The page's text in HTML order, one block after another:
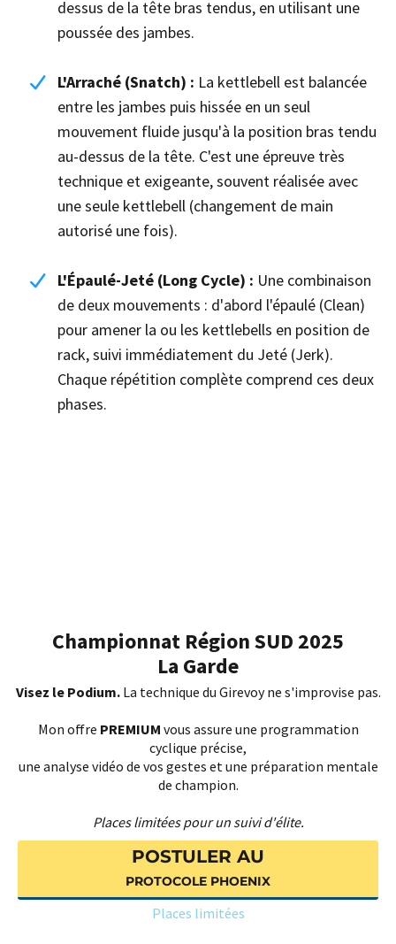
dessus de la tête bras tendus, en utilisant une
poussée des jambes.
L'Arraché (Snatch) : La kettlebell est balancée
entre les jambes puis hissée en un seul
mouvement fluide jusqu'à la position bras tendu
au-dessus de la tête. C'est une épreuve très
technique et exigeante, souvent réalisée avec
une seule kettlebell (changement de main
autorisé une fois).
L'Épaulé-Jeté (Long Cycle) : Une combinaison
de deux mouvements : d'abord l'épaulé (Clean)
pour amener la ou les kettlebells en position de
rack, suivi immédiatement du Jeté (Jerk).
Chaque répétition complète comprend ces deux
phases.
Championnat Région SUD 2025
La Garde
Visez le Podium.La technique du Girevoy ne s'improvise pas.
Mon offre PREMIUM vous assure une programmation
cyclique précise,
une analyse vidéo de vos gestes et une préparation mentale
de champion.
Places limitées pour un suivi d'élite.
POSTULER AU
PROTOCOLE PHOENIX
Places limitées